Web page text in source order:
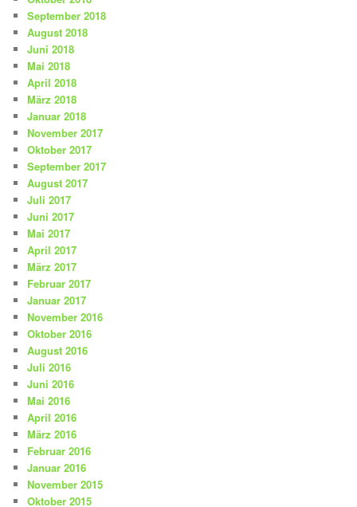
September 2018
August 2018
Juni 2018
Mai 2018
April 2018
März 2018
Januar 2018
November 2017
Oktober 2017
September 2017
August 2017
Juli 2017
Juni 2017
Mai 2017
April 2017
März 2017
Februar 2017
Januar 2017
November 2016
Oktober 2016
August 2016
Juli 2016
Juni 2016
Mai 2016
April 2016
März 2016
Februar 2016
Januar 2016
November 2015
Oktober 2015